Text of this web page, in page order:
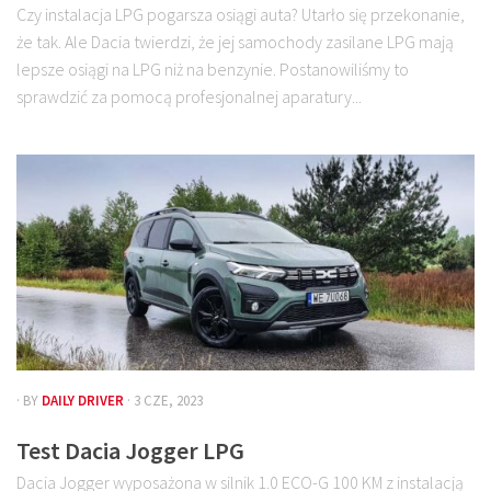
Czy instalacja LPG pogarsza osiągi auta? Utarło się przekonanie,
że tak. Ale Dacia twierdzi, że jej samochody zasilane LPG mają
lepsze osiągi na LPG niż na benzynie. Postanowiliśmy to
sprawdzić za pomocą profesjonalnej aparatury...
· BY DAILY DRIVER · 3 CZE, 2023
Test Dacia Jogger LPG
Dacia Jogger wyposażona w silnik 1.0 ECO-G 100 KM z instalacją